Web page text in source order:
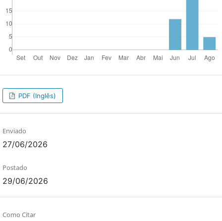
PDF (Inglês)
Enviado
27/06/2026
Postado
29/06/2026
Como Citar